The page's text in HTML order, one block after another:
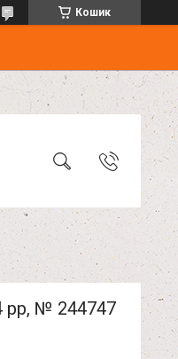
Кошик
рр, № 244747